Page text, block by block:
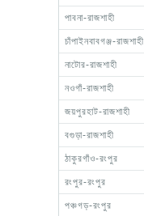
পাবনা-রাজশাহী
চাঁপাইনবাবগঞ্জ-রাজশাহী
নাটোর-রাজশাহী
নওগাঁ-রাজশাহী
জয়পুরহাট-রাজশাহী
বগুড়া-রাজশাহী
ঠাকুরগাঁও-রংপুর
রংপুর-রংপুর
পঞ্চগড়-রংপুর